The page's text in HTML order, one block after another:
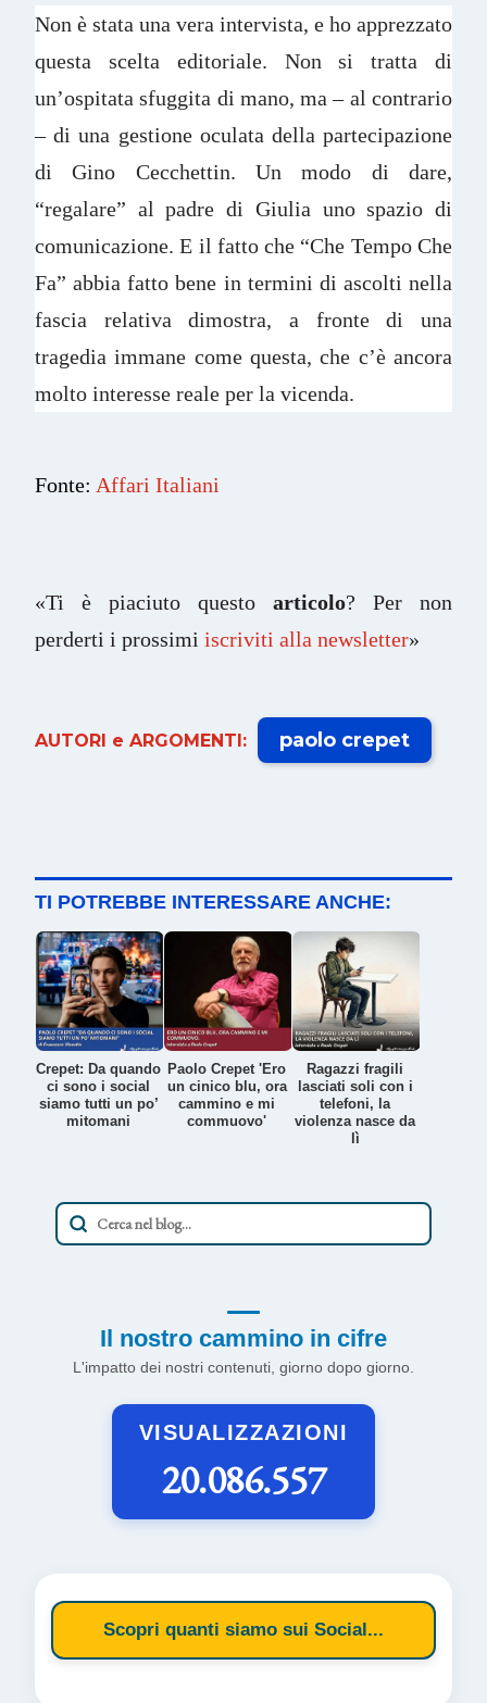
Non è stata una vera intervista, e ho apprezzato
questa scelta editoriale. Non si tratta di
un’ospitata sfuggita di mano, ma – al contrario
– di una gestione oculata della partecipazione
di Gino Cecchettin. Un modo di dare,
“regalare” al padre di Giulia uno spazio di
comunicazione. E il fatto che “Che Tempo Che
Fa” abbia fatto bene in termini di ascolti nella
fascia relativa dimostra, a fronte di una
tragedia immane come questa, che c’è ancora
molto interesse reale per la vicenda.
Fonte: Affari Italiani
«Ti è piaciuto questo articolo? Per non
perderti i prossimi iscriviti alla newsletter»
AUTORI e ARGOMENTI: paolo crepet
TI POTREBBE INTERESSARE ANCHE:
Crepet: Da quando
ci sono i social
siamo tutti un po’
mitomani
Paolo Crepet 'Ero
un cinico blu, ora
cammino e mi
commuovo'
Ragazzi fragili
lasciati soli con i
telefoni, la
violenza nasce da
lì
Il nostro cammino in cifre
L'impatto dei nostri contenuti, giorno dopo giorno.
VISUALIZZAZIONI
20.086.557
Scopri quanti siamo sui Social...